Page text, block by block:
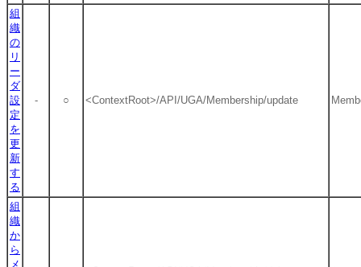
組
織
の
リ
ー
ダ
設
定
を
更
新
す
る
- ○ <ContextRoot>/API/UGA/Membership/update
組
織
か
ら
メ